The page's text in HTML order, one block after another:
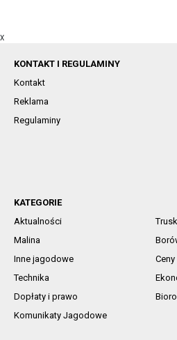
X
KONTAKT I REGULAMINY
Kontakt
Reklama
Regulaminy
KATEGORIE
Aktualności
Malina
Inne jagodowe
Ceny
Technika
Dopłaty i prawo
Komunikaty Jagodowe